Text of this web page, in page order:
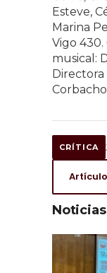
Esteve,
Marina
Vigo 430.
musical:
Directora
CRÍTICA